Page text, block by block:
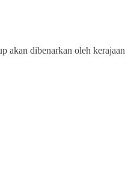
akan dibenarkan oleh kerajaan